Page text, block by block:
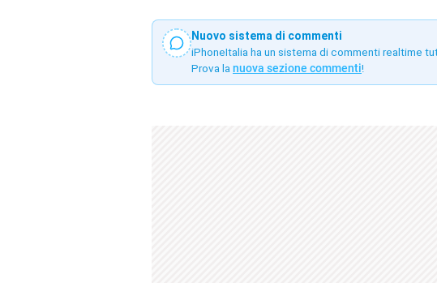
Nuovo sistema di commenti
iPhoneItalia ha un sistema di commenti realtime
Prova la nuova sezione commenti!